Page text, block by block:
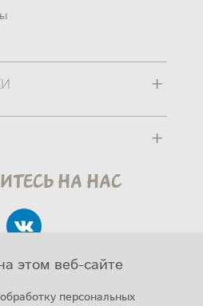
+
+
на нас
этом веб-сайте
персональных